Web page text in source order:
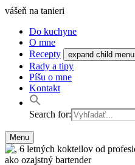
vášeň na tanieri
Do kuchyne
O mne
Recepty
expand child menu
Rady a tipy
Píšu o mne
Kontakt
Search for:
Menu